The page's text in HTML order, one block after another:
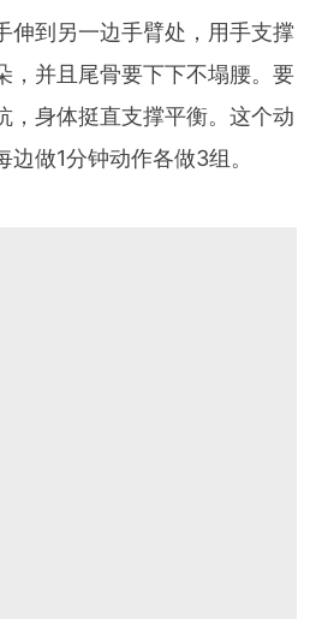
伸到另一边手臂处，用手支撑
，并且尾骨要下下不塌腰。要
，身体挺直支撑平衡。这个动
做1分钟动作各做3组。